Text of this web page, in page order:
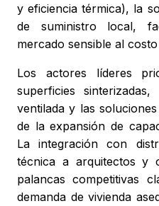
y eficiencia térmica), la
de suministro local,
mercado sensible al
Los actores líderes
superficies
ventilada y las
de la expansión de
La integración con
técnica a arquitectos y
palancas competitivas
demanda de vivienda